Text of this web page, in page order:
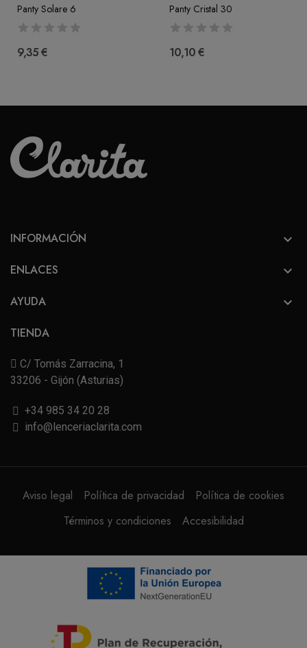
Panty Solare 6
9,35 €
Panty Cristal 30
10,10 €
INFORMACIÓN 
ENLACES 
AYUDA 
TIENDA
C/ Tomás Zarracina, 1
33206 - Gijón (Asturias)
+34 985 34 20 28
info@lenceriaclarita.com
Aviso legal Política de privacidad
Política de cookies
Términos y condiciones
Accesibilidad